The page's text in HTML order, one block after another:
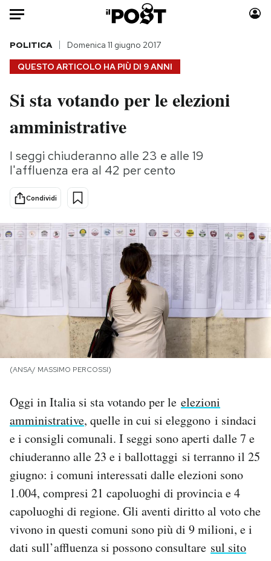
Auto
HOME
Italia
Politica
Tecnologia
Internet
Scienza
Cultura
Economia
Sport
Moda
Storie/Idee
Ok Boomer!
Altrecose
Mondiali calcio 2026
PODCAST
NEWSLETTER
I MIEI PREFERITI
SHOP
CALENDARIO
AREA PERSONALE
Area Personale
Newsletter
Notifiche mobile
QUESTO ARTICOLO HA PIÙ DI 9 ANNI
POLITICA Domenica 11 giugno 2017
Si sta votando per le elezioni
amministrative
I seggi chiuderanno alle 23 e alle 19
l'affluenza era al 42 per cento
Condividi
(ANSA/ MASSIMO PERCOSSI)
Oggi in Italia si sta votando per le elezioni
amministrative, quelle in cui si eleggono i sindaci
e i consigli comunali. I seggi sono aperti dalle 7 e
chiuderanno alle 23 e i ballottaggi si terranno il 25
giugno: i comuni interessati dalle elezioni sono
1.004, compresi 21 capoluoghi di provincia e 4
capoluoghi di regione. Gli aventi diritto al voto che
vivono in questi comuni sono più di 9 milioni, e i
dati sull’affluenza si possono consultare sul sito